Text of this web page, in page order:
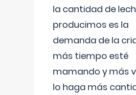
la cantidad de
producimos es la
demanda de la
más tiempo esté
mamando y más
lo haga más